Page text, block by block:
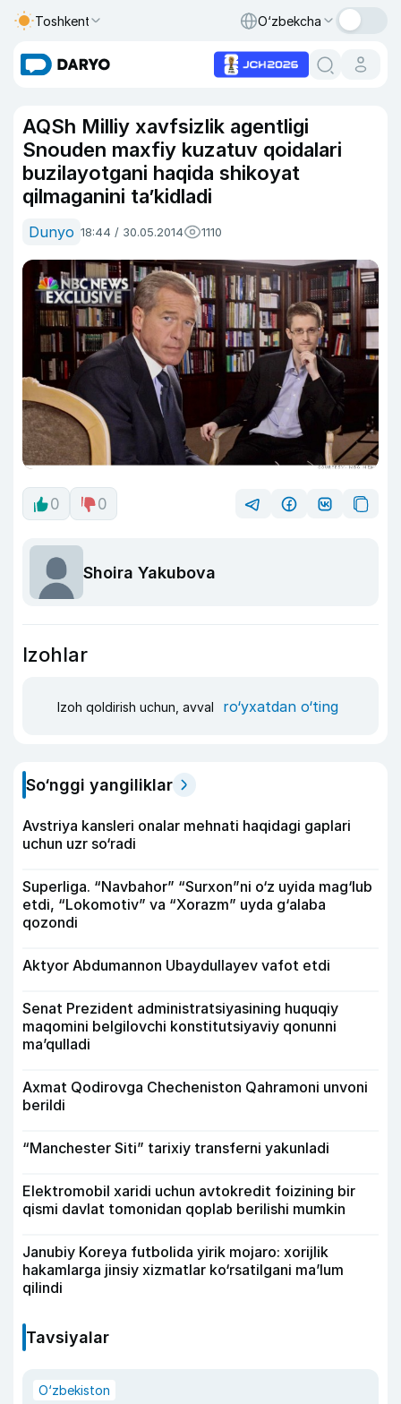
Toshkent O‘zbekcha
AQSh Milliy xavfsizlik agentligi
Snouden maxfiy kuzatuv qoidalari
buzilayotgani haqida shikoyat
qilmaganini ta’kidladi
Dunyo 18:44 / 30.05.2014 1110
0 0
Shoira Yakubova
Izohlar
Izoh qoldirish uchun, avval ro‘yxatdan o‘ting
So‘nggi yangiliklar
Avstriya kansleri onalar mehnati haqidagi gaplari
uchun uzr so‘radi
Superliga. “Navbahor” “Surxon”ni o‘z uyida mag‘lub
etdi, “Lokomotiv” va “Xorazm” uyda g‘alaba
qozondi
Aktyor Abdu­mannon Ubaydullayev vafot etdi
Senat Prezident administratsiyasining huquqiy
maqomini belgilovchi konstitutsiyaviy qonunni
ma’qulladi
Axmat Qodirovga Checheniston Qahramoni unvoni
berildi
“Manchester Siti” tarixiy transferni yakunladi
Elektromobil xaridi uchun avtokredit foizining bir
qismi davlat tomonidan qoplab berilishi mumkin
Janubiy Koreya futbolida yirik mojaro: xorijlik
hakamlarga jinsiy xizmatlar ko‘rsatilgani ma’lum
qilindi
Tavsiyalar
O‘zbekiston